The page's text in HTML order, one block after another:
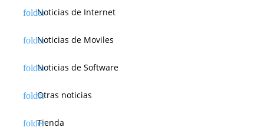
Noticias de Internet
Noticias de Moviles
Noticias de Software
Otras noticias
Tienda